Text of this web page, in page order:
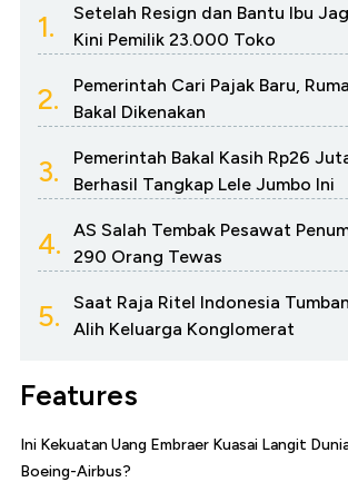
1.
Setelah Resign dan Bantu Ibu
Kini Pemilik 23.000 Toko
2.
Pemerintah Cari Pajak Baru,
Bakal Dikenakan
3.
Pemerintah Bakal Kasih Rp26
Berhasil Tangkap Lele Jumbo Ini
4.
AS Salah Tembak Pesawat
290 Orang Tewas
5.
Saat Raja Ritel Indonesia
Alih Keluarga Konglomerat
Features
Ini Kekuatan Uang Embraer Kuasai Langit
Boeing-Airbus?